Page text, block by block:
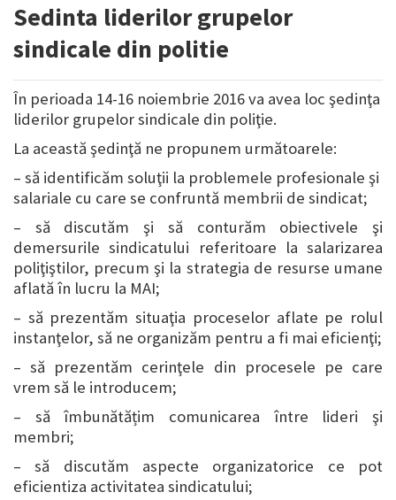
Sedinta liderilor grupelor
sindicale din politie
În perioada 14-16 noiembrie 2016 va avea loc şedinţa
liderilor grupelor sindicale din poliţie.
La această şedinţă ne propunem următoarele:
– să identificăm soluţii la problemele profesionale şi
salariale cu care se confruntă membrii de sindicat;
– să discutăm şi să conturăm obiectivele şi
demersurile sindicatului referitoare la salarizarea
poliţiştilor, precum şi la strategia de resurse umane
aflată în lucru la MAI;
– să prezentăm situaţia proceselor aflate pe rolul
instanţelor, să ne organizăm pentru a fi mai eficienţi;
– să prezentăm cerinţele din procesele pe care
vrem să le introducem;
– să îmbunătățim comunicarea între lideri şi
membri;
– să discutăm aspecte organizatorice ce pot
eficientiza activitatea sindicatului;